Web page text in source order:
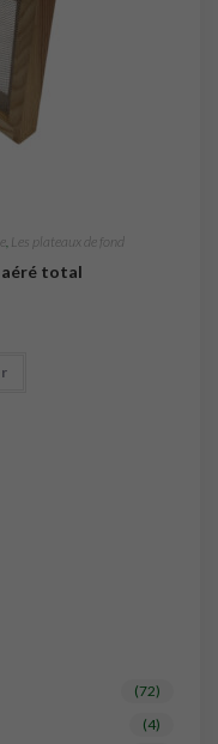
Les plateaux de fond
aéré total
(72)
(4)